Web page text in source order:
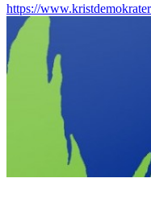
https://